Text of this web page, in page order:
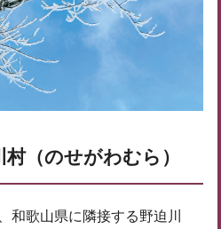
（のせがわむら）
和歌山県に隣接する野迫川